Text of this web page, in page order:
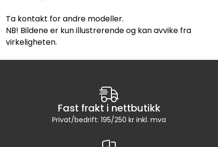
Ta kontakt for andre modeller.
NB! Bildene er kun illustrerende og kan avvike fra
virkeligheten.
Fast frakt i nettbutikk
Privat/bedrift: 195/250 kr inkl. mva